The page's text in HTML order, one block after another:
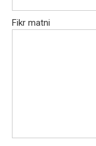
Fikr matni